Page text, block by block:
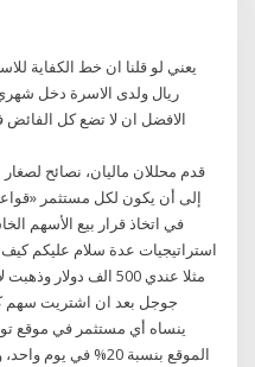
قدم محللان ماليان، نصائح
إلى أن يكون لكل مستثمر
في اتخاذ قرار بيع الأسهم
استراتيجيات عدة سلام عليكم كيف
مثلا عندي 500 الف
ينساه أي مستثمر في موقع
الموقع بنسبة 20%